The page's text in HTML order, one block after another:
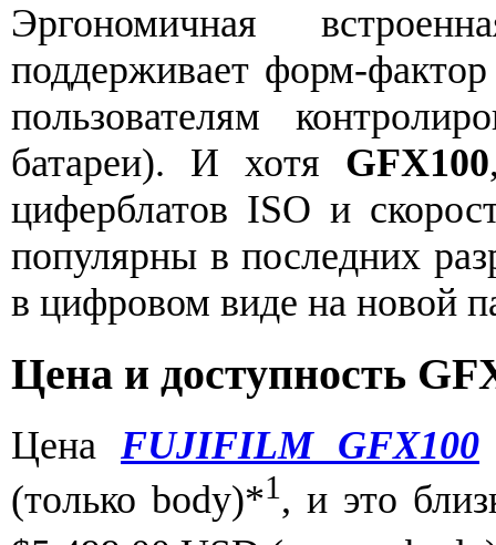
Эргономичная
поддерживает форм-
пользователям
батареи). И хотя GFX100
циферблатов ISO и
популярны в последних
в цифровом виде на новой
Цена и доступность
Цена FUJIFILM GFX100
(только body)*1, и это